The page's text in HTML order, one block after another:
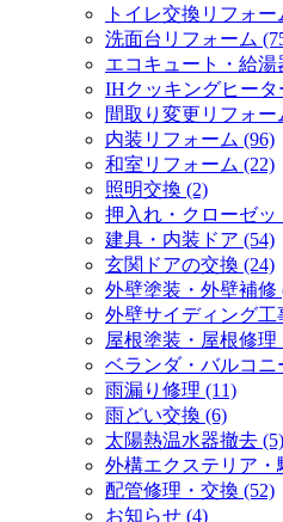
トイレ交換リフォー
洗面台リフォーム
エコキュート・給湯
IHクッキングヒー
間取り変更リフォー
内装リフォーム (96)
和室リフォーム (22)
照明交換 (2)
押入れ・クローゼッ
建具・内装ドア (54)
玄関ドアの交換 (24)
外壁塗装・外壁補修
外壁サイディング工
屋根塗装・屋根修理
ベランダ・バルコニ
雨漏り修理 (11)
雨どい交換 (6)
太陽熱温水器撤去 (5)
外構エクステリア・
配管修理・交換 (52)
お知らせ (4)